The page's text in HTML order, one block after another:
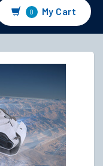
0 My Cart